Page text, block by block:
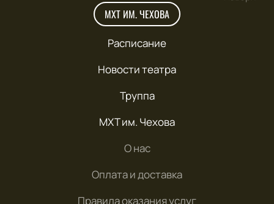
МХТ ИМ. ЧЕХОВА
Расписание
Новости театра
Труппа
МХТ им. Чехова
О нас
Оплата и доставка
Правила оказания услуг